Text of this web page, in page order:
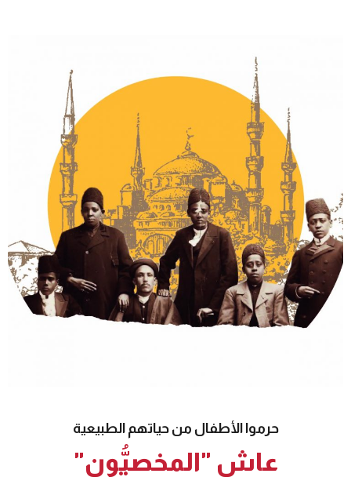
حرموا الأطفال من حياتهم الطبيعية
عاش "المخصيُّون"